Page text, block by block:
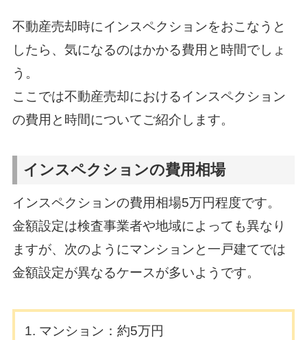
不動産売却時にインスペクションをおこなうと
したら、気になるのはかかる費用と時間でしょ
う。
ここでは不動産売却におけるインスペクション
の費用と時間についてご紹介します。
インスペクションの費用相場
インスペクションの費用相場5万円程度です。
金額設定は検査事業者や地域によっても異なり
ますが、次のようにマンションと一戸建てでは
金額設定が異なるケースが多いようです。
マンション：約5万円